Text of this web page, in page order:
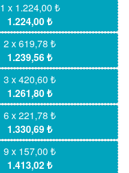
1 x 1.224,00 ₺
1.224,00 ₺
2 x 619,78 ₺
1.239,56 ₺
3 x 420,60 ₺
1.261,80 ₺
6 x 221,78 ₺
1.330,69 ₺
9 x 157,00 ₺
1.413,02 ₺